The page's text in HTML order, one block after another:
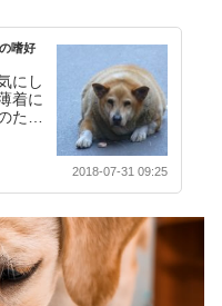
嗜好
にし
着に
ため
2018-07-31 09:25